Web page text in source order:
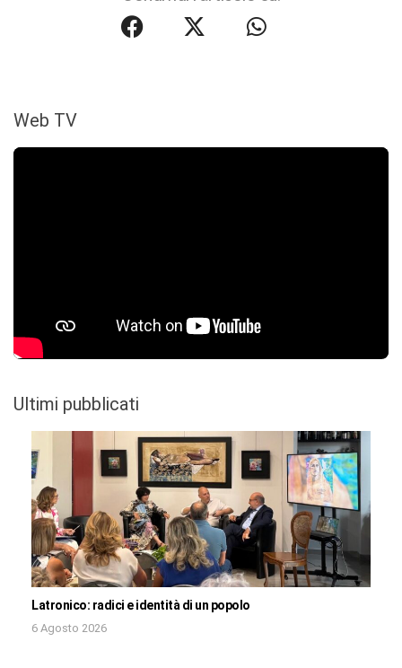
Web TV
Ultimi pubblicati
Latronico: radici e identità di un popolo
6 Agosto 2026